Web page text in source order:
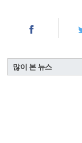
많이 본 뉴스